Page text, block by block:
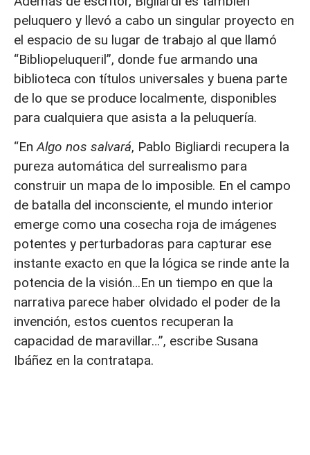
peluquero y llevó a cabo un singular proyecto en
el espacio de su lugar de trabajo al que llamó
“Bibliopeluqueril”, donde fue armando una
biblioteca con títulos universales y buena parte
de lo que se produce localmente, disponibles
para cualquiera que asista a la peluquería.
“EnAlgo nos salvará, Pablo Bigliardi recupera la
pureza automática del surrealismo para
construir un mapa de lo imposible. En el campo
de batalla del inconsciente, el mundo interior
emerge como una cosecha roja de imágenes
potentes y perturbadoras para capturar ese
instante exacto en que la lógica se rinde ante la
potencia de la visión…En un tiempo en que la
narrativa parece haber olvidado el poder de la
invención, estos cuentos recuperan la
capacidad de maravillar…”, escribe Susana
Ibáñez en la contratapa.